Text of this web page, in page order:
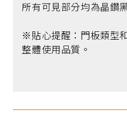
所有可見部分均為晶鑽
※貼心提醒：門板類型
整體使用品質。